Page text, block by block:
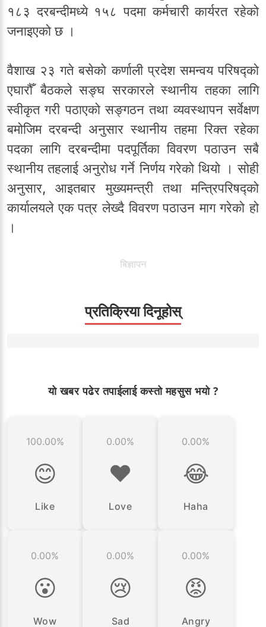
१८३ दरबन्दीमध्ये १५८ पदमा कर्मचारी कार्यरत रहेको
जनाइएको छ ।
वैशाख २३ गते बसेको कर्णाली प्रदेश समन्वय परिषद्को
एघारौँ बैठकले सङ्घ सरकारले स्थानीय तहका लागि
स्वीकृत गरी पठाएको सङ्गठन तथा व्यवस्थापन सर्वेक्षण
बमोजिम दरबन्दी अनुसार स्थानीय तहमा रिक्त रहेका
पदका लागि दरबन्दीमा पदपूर्तिका विवरण पठाउन सबै
स्थानीय तहलाई अनुरोध गर्ने निर्णय गरेको थियो । सोही
अनुसार, आइतबार मुख्यमन्त्री तथा मन्त्रिपरिषद्को
कार्यालयले एक पत्र लेख्दै विवरण पठाउन माग गरेको हो
।
बिज्ञापन
प्रतिक्रिया दिनूहोस्
यो खबर पढेर तपाईलाई कस्तो महसुस भयो ?
100.00%
😊
Like
0.00%
❤️
Love
0.00%
😂
Haha
0.00%
😮
Wow
0.00%
😢
Sad
0.00%
😡
Angry